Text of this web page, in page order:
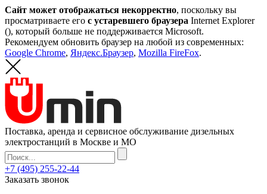
Сайт может отображаться некорректно, поскольку вы
просматриваете его с устаревшего браузера Internet Explorer
(), который больше не поддерживается Microsoft.
Рекомендуем обновить браузер на любой из современных:
Google Chrome, Яндекс.Браузер, Mozilla FireFox.
Поставка, аренда и сервисное обслуживание дизельных
электростанций в Москве и МО
+7 (495) 255-22-44
Заказать звонок